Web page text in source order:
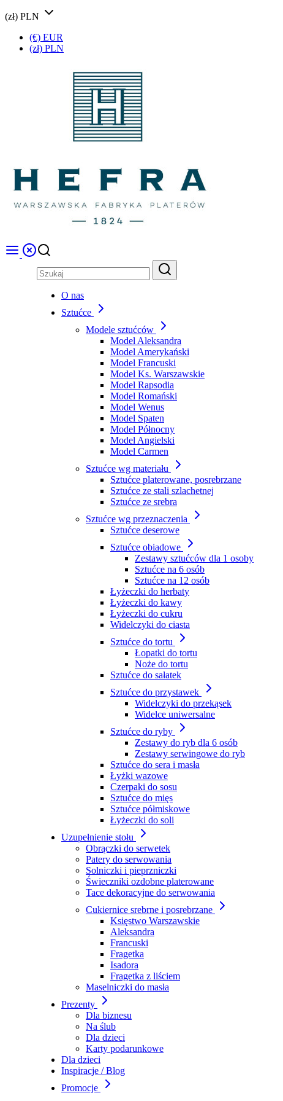
(zł) PLN
(€) EUR
(zł) PLN
O nas
Sztućce
Modele sztućców
Model Aleksandra
Model Amerykański
Model Francuski
Model Ks. Warszawskie
Model Rapsodia
Model Romański
Model Wenus
Model Spaten
Model Północny
Model Angielski
Model Carmen
Sztućce wg materiału
Sztućce platerowane, posrebrzane
Sztućce ze stali szlachetnej
Sztućce ze srebra
Sztućce wg przeznaczenia
Sztućce deserowe
Sztućce obiadowe
Zestawy sztućców dla 1 osoby
Sztućce na 6 osób
Sztućce na 12 osób
Łyżeczki do herbaty
Łyżeczki do kawy
Łyżeczki do cukru
Widelczyki do ciasta
Sztućce do tortu
Łopatki do tortu
Noże do tortu
Sztućce do sałatek
Sztućce do przystawek
Widelczyki do przekąsek
Widelce uniwersalne
Sztućce do ryby
Zestawy do ryb dla 6 osób
Zestawy serwingowe do ryb
Sztućce do sera i masła
Łyżki wazowe
Czerpaki do sosu
Sztućce do mięs
Sztućce półmiskowe
Łyżeczki do soli
Uzupełnienie stołu
Obrączki do serwetek
Patery do serwowania
Solniczki i pieprzniczki
Świeczniki ozdobne platerowane
Tace dekoracyjne do serwowania
Cukiernice srebrne i posrebrzane
Księstwo Warszawskie
Aleksandra
Francuski
Fragetka
Isadora
Fragetka z liściem
Maselniczki do masła
Prezenty
Dla biznesu
Na ślub
Dla dzieci
Karty podarunkowe
Dla dzieci
Inspiracje / Blog
Promocje